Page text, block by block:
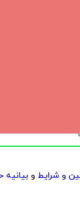
و شرایط و